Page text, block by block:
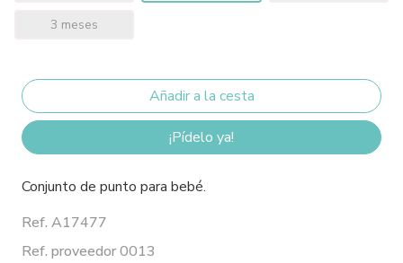
3 meses
¡Pídelo ya!
Conjunto de punto para bebé.
Ref. A17477
Ref. proveedor 0013